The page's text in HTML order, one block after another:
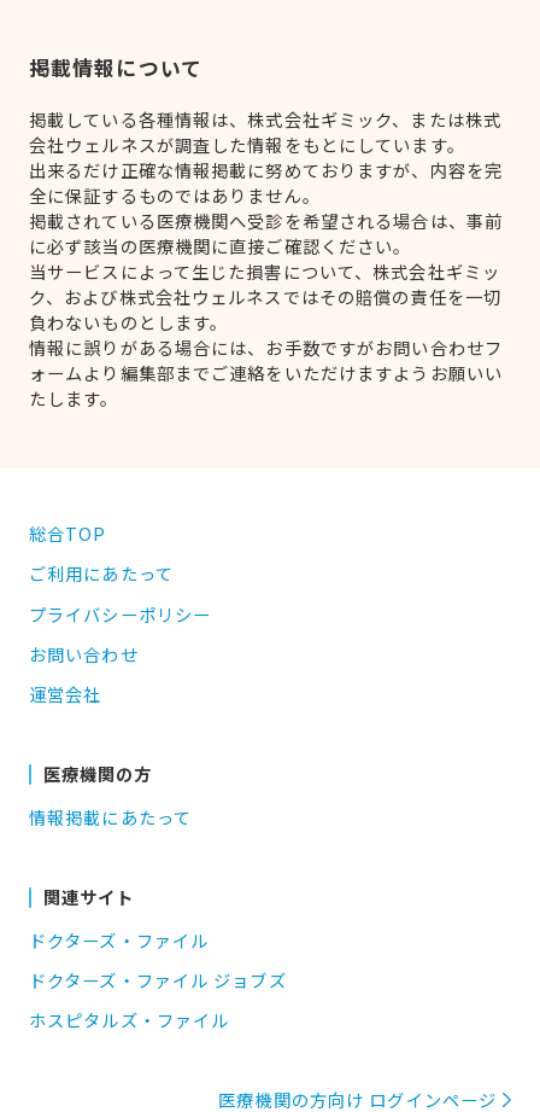
掲載情報について
掲載している各種情報は、株式会社ギミック、または株式
会社ウェルネスが調査した情報をもとにしています。
出来るだけ正確な情報掲載に努めておりますが、内容を完
全に保証するものではありません。
掲載されている医療機関へ受診を希望される場合は、事前
に必ず該当の医療機関に直接ご確認ください。
当サービスによって生じた損害について、株式会社ギミッ
ク、および株式会社ウェルネスではその賠償の責任を一切
負わないものとします。
情報に誤りがある場合には、お手数ですがお問い合わせフ
ォームより編集部までご連絡をいただけますようお願いい
たします。
総合TOP
ご利用にあたって
プライバシーポリシー
お問い合わせ
運営会社
医療機関の方
情報掲載にあたって
関連サイト
ドクターズ・ファイル
ドクターズ・ファイル ジョブズ
ホスピタルズ・ファイル
医療機関の方向け ログインページ